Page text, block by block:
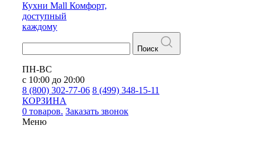
Кухни Mall Комфорт,
доступный
каждому
Поиск
ПН-ВС
с 10:00 до 20:00
8 (800) 302-77-06 8 (499) 348-15-11
КОРЗИНА
0 товаров. Заказать звонок
Меню